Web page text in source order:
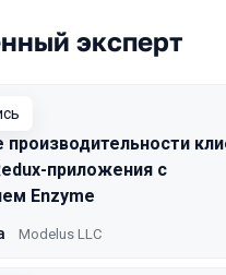
в сезоне 2020
эксперт
производительности
приложения с
Enzyme
Modelus LLC